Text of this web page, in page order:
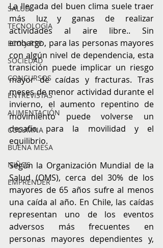
SALUD
TECNOLOGÍA
ECO y RSE
SOCIEDAD
CONCURSOS
ENTREVISTAS
ALIMENTACIÓN
COLUMNA
BUENA MESA
NIÑOS
EMPRENDER
La llegada del buen clima suele traer
más luz y ganas de realizar
actividades al aire libre.. Sin
embargo, para las personas mayores
con algún nivel de dependencia, esta
transición puede implicar un riesgo
mayor de caídas y fracturas. Tras
meses de menor actividad durante el
invierno, el aumento repentino de
movimiento puede volverse un
desafío para la movilidad y el
equilibrio.
Según la Organización Mundial de la
Salud (OMS), cerca del 30% de los
mayores de 65 años sufre al menos
una caída al año. En Chile, las caídas
representan uno de los eventos
adversos más frecuentes en
personas mayores dependientes y,